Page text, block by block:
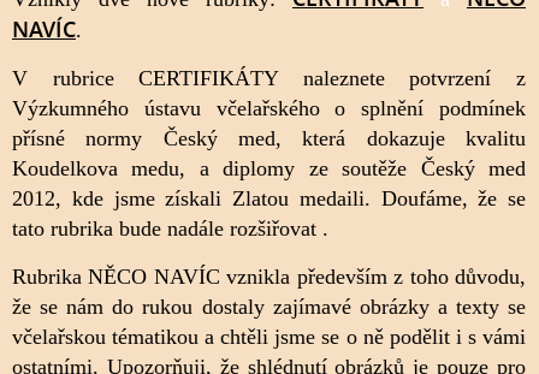
NAVÍC.
V rubrice CERTIFIKÁTY naleznete potvrzení z
Výzkumného ústavu včelařského o splnění podmínek
přísné normy Český med, která dokazuje kvalitu
Koudelkova medu, a diplomy ze soutěže Český med
2012, kde jsme získali Zlatou medaili. Doufáme, že se
tato rubrika bude nadále rozšiřovat .
Rubrika NĚCO NAVÍC vznikla především z toho důvodu,
že se nám do rukou dostaly zajímavé obrázky a texty se
včelařskou tématikou a chtěli jsme se o ně podělit i s vámi
ostatními. Upozorňuji, že shlédnutí obrázků je pouze pro